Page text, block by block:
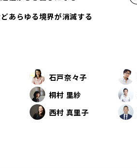
あらゆる境界が消滅する
石戸奈々子
桐村 里紗
西村 真里子